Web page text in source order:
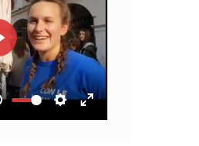
Play